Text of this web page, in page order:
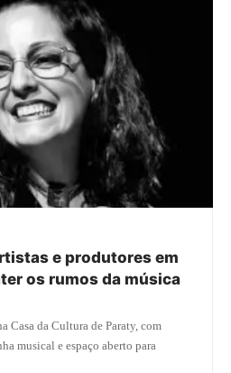
e produtores em
os rumos da música
Casa da Cultura de Paraty, com
musical e espaço aberto para